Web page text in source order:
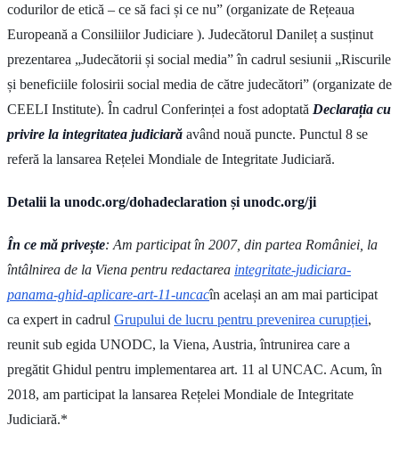
codurilor de etică – ce să faci și ce nu” (organizate de Rețeaua
Europeană a Consiliilor Judiciare ). Judecătorul Danileț a susținut
prezentarea „Judecătorii și social media” în cadrul sesiunii „Riscurile
și beneficiile folosirii social media de către judecători” (organizate de
CEELI Institute). În cadrul Conferinței a fost adoptată Declarația cu
privire la integritatea judiciară având nouă puncte. Punctul 8 se
referă la lansarea Rețelei Mondiale de Integritate Judiciară.
Detalii la unodc.org/dohadeclaration și unodc.org/ji
În ce mă privește: Am participat în 2007, din partea României, la
întâlnirea de la Viena pentru redactarea integritate-judiciara-
panama-ghid-aplicare-art-11-uncacîn același an am mai participat
ca expert in cadrul Grupului de lucru pentru prevenirea curupției,
reunit sub egida UNODC, la Viena, Austria, întrunirea care a
pregătit Ghidul pentru implementarea art. 11 al UNCAC. Acum, în
2018, am participat la lansarea Rețelei Mondiale de Integritate
Judiciară.*